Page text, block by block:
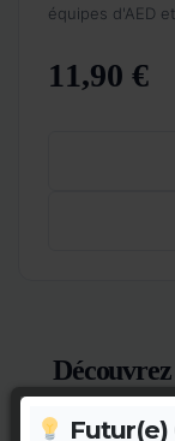
équipes d'AED
11,90 €
UneFutur(e)